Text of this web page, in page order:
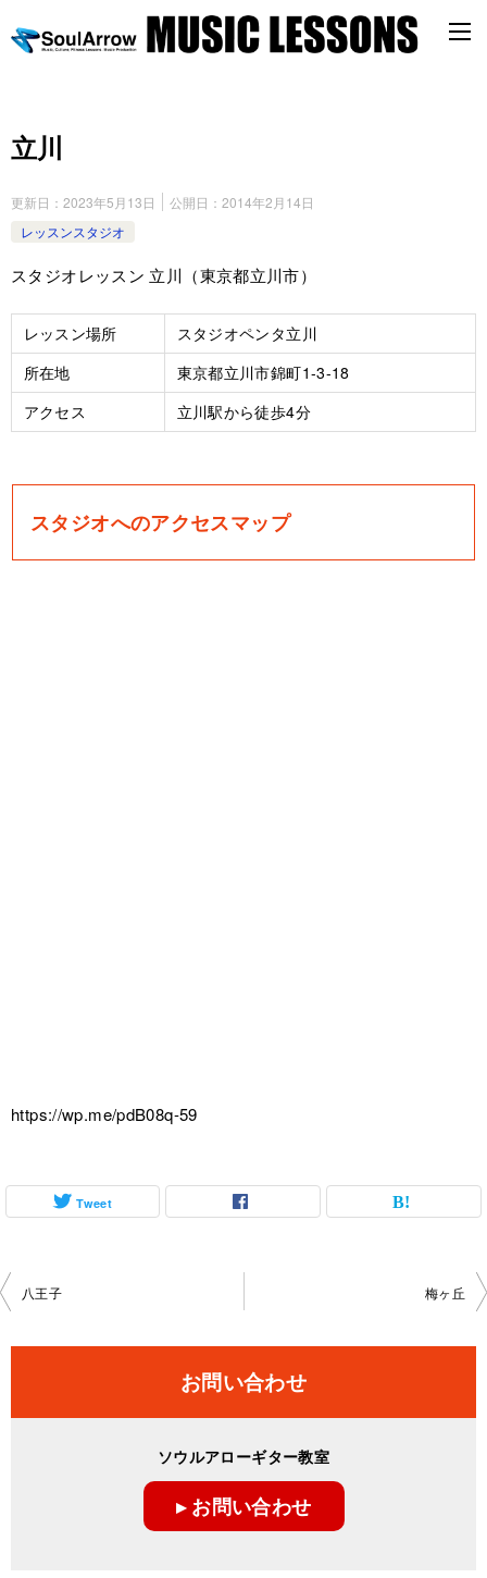
立川
更新日： 2023年5月13日 公開日： 2014年2月14日
レッスンスタジオ
スタジオレッスン 立川（東京都立川市）
レッスン場所
スタジオペンタ立川
所在地
東京都立川市錦町1-3-18
アクセス
立川駅から徒歩4分
スタジオへのアクセスマップ
https://wp.me/pdB08q-59
Tweet
投
ビ
八王子 梅ヶ丘
お問い合わせ
ソウルアローギター教室
▸ お問い合わせ